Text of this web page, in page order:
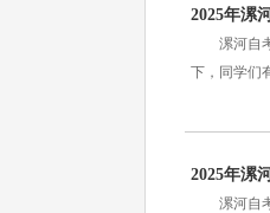
2025年漯
漯河自考
下，同学们
2025年漯
漯河自考